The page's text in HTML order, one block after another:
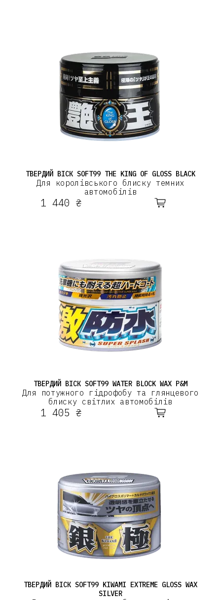
ТВЕРДИЙ ВІСК SOFT99 THE KING OF GLOSS BLACK
Для королівського блиску темних
автомобілів
1 440 ₴
ТВЕРДИЙ ВІСК SOFT99 WATER BLOCK WAX P&M
Для потужного гідрофобу та глянцевого
блиску світлих автомобілів
1 405 ₴
ТВЕРДИЙ ВІСК SOFT99 KIWAMI EXTREME GLOSS WAX
SILVER